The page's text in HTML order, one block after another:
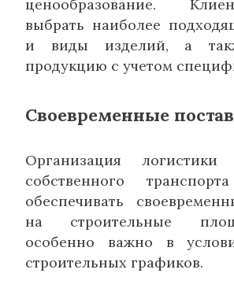
ценообразование.
выбрать наиболее
и виды изделий, а
продукцию с учетом
Своевременные
Организация
собственного
обеспечивать
на строительные
особенно важно в
строительных графиков.